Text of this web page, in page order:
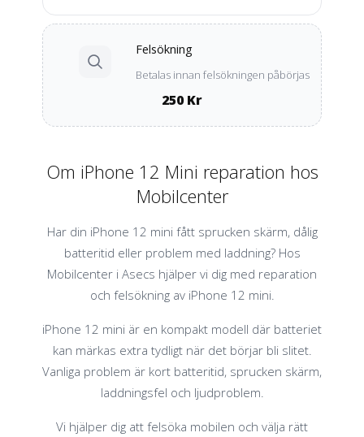
Felsökning
Betalas innan felsökningen påbörjas
250 Kr
Om iPhone 12 Mini reparation hos
Mobilcenter
Har din iPhone 12 mini fått sprucken skärm, dålig
batteritid eller problem med laddning? Hos
Mobilcenter i Asecs hjälper vi dig med reparation
och felsökning av iPhone 12 mini.
iPhone 12 mini är en kompakt modell där batteriet
kan märkas extra tydligt när det börjar bli slitet.
Vanliga problem är kort batteritid, sprucken skärm,
laddningsfel och ljudproblem.
Vi hjälper dig att felsöka mobilen och välja rätt